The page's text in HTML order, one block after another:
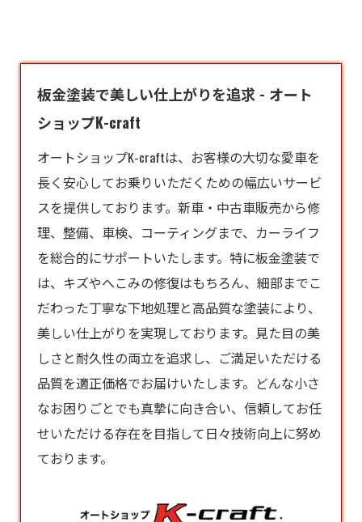
板金塗装で美しい仕上がりを追求 - オート
ショップK-craft
オートショップK-craftは、お客様の大切な愛車を
長く安心してお乗りいただくための幅広いサービ
スを提供しております。新車・中古車販売から修
理、整備、車検、コーティングまで、カーライフ
を総合的にサポートいたします。特に板金塗装で
は、キズやへこみの修復はもちろん、細部までこ
だわった丁寧な下地処理と高品質な塗装により、
美しい仕上がりを実現しております。見た目の美
しさと耐久性の両立を追求し、ご満足いただける
品質を適正価格でお届けいたします。どんな小さ
なお困りごとでも真摯に向き合い、信頼してお任
せいただける存在を目指して日々技術向上に努め
ております。